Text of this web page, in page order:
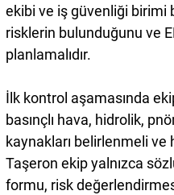
ekibi ve iş güvenliği birimi
risklerin bulunduğunu ve
planlamalıdır.
İlk kontrol aşamasında
basınçlı hava, hidrolik,
kaynakları belirlenmeli ve
Taşeron ekip yalnızca
formu, risk